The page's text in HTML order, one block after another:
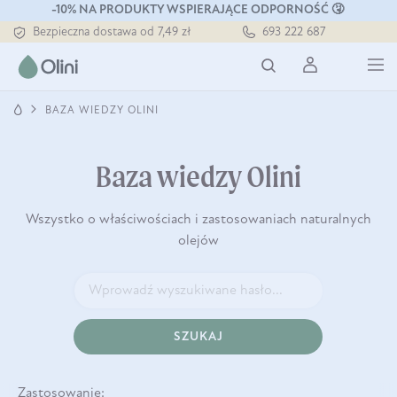
-10% NA PRODUKTY WSPIERAJĄCE ODPORNOŚĆ 🤧
Bezpieczna dostawa od 7,49 zł
Darmowa dostawa od 199 zł
Tłoczony zawsze na zimno
693 222 687
BAZA WIEDZY OLINI
Baza wiedzy Olini
Wszystko o właściwościach i zastosowaniach naturalnych
olejów
SZUKAJ
Zastosowanie: